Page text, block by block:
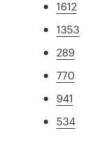
1612
1353
289
770
941
534